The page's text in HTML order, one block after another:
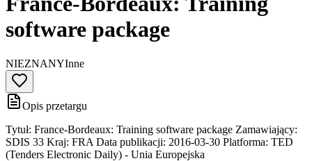
software package
NIEZNANYInne
Opis przetargu
Tytuł: France-Bordeaux: Training software package Zamawiający:
SDIS 33 Kraj: FRA Data publikacji: 2016-03-30 Platforma: TED
(Tenders Electronic Daily) - Unia Europejska